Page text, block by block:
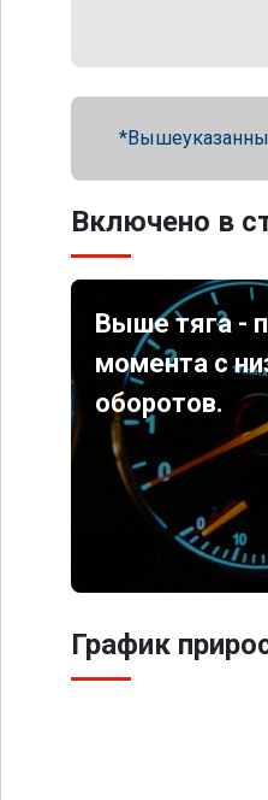
Включено в
Выше тяга -
момента с
оборотов.
График